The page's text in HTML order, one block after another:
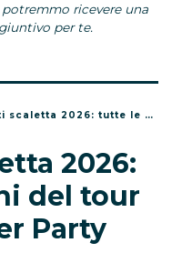
ricevere una
per te.
tutte le canzoni del tour Jova Summer Party
2026:
del tour
Party